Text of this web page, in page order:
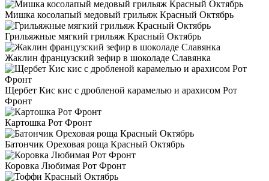
Мишка косолапый медовый грильяж Красный Октябрь
Грильяжные мягкий грильяж Красный Октябрь
Жаклин французский зефир в шоколаде Славянка
Щербет Кис кис с дробленой карамелью и арахисом Рот
Фронт
Картошка Рот Фронт
Батончик Ореховая роща Красный Октябрь
Коровка Любимая Рот Фронт